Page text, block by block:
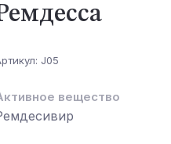
J05
вещество